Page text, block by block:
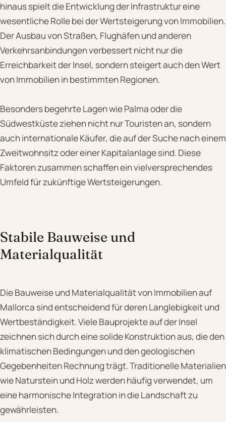
hinaus spielt die Entwicklung der Infrastruktur eine
wesentliche Rolle bei der Wertsteigerung von Immobilien.
Der Ausbau von Straßen, Flughäfen und anderen
Verkehrsanbindungen verbessert nicht nur die
Erreichbarkeit der Insel, sondern steigert auch den Wert
von Immobilien in bestimmten Regionen.
Besonders begehrte Lagen wie Palma oder die
Südwestküste ziehen nicht nur Touristen an, sondern
auch internationale Käufer, die auf der Suche nach einem
Zweitwohnsitz oder einer Kapitalanlage sind. Diese
Faktoren zusammen schaffen ein vielversprechendes
Umfeld für zukünftige Wertsteigerungen.
Stabile Bauweise und
Materialqualität
Die Bauweise und Materialqualität von Immobilien auf
Mallorca sind entscheidend für deren Langlebigkeit und
Wertbeständigkeit. Viele Bauprojekte auf der Insel
zeichnen sich durch eine solide Konstruktion aus, die den
klimatischen Bedingungen und den geologischen
Gegebenheiten Rechnung trägt. Traditionelle Materialien
wie Naturstein und Holz werden häufig verwendet, um
eine harmonische Integration in die Landschaft zu
gewährleisten.